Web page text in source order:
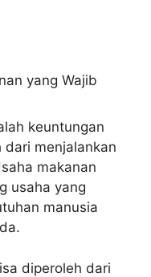
keuntungan
menjalankan
makanan
usaha yang
manusia
diperoleh dari